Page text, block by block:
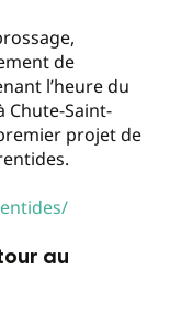
de
l’heure du
Chute-Saint-
projet de
au